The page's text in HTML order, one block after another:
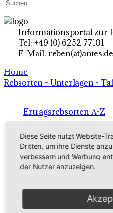
Informationsportal zur
Tel: +49 (0) 6252 77101
E-Mail: reben(at)antes.de
Home
Rebsorten - Unterlagen -
Ertragsrebsorten A-Z
Rebsorten
Tafeltraubensorten
Diese Seite nutzt Website-
Dritten, um ihre Dienste
verbessern und Werbung
der Nutzer anzuzeigen.